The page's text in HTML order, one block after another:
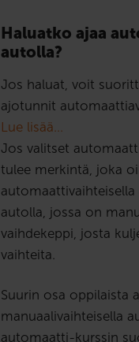
Haluatko ajaa
autolla?
Jos haluat, voit
ajotunnit
Lue lisää…
Jos valitset
tulee merkintä, joka
automaattivaihteisella
autolla, jossa on
vaihdekeppi, josta
vaihteita.
Suurin osa oppilaista
manuaalivaihteisella
automaatti-kurssin